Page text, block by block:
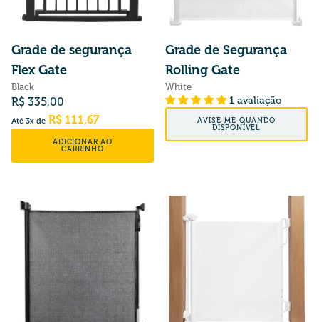
Grade de segurança
Flex Gate
Black
Preço normal
R$ 335,00
Até 3x de R$ 111,67
ADICIONAR AO
CARRINHO
Grade de Segurança
Rolling Gate
White
1 avaliação
AVISE-ME QUANDO
DISPONÍVEL